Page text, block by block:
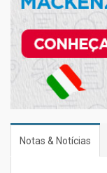
Notas & Notícias